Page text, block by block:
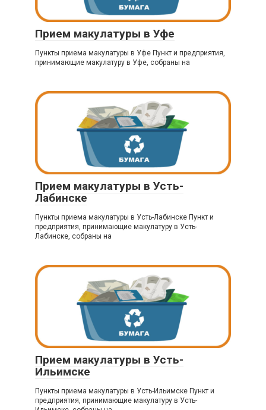
Прием макулатуры в Уфе
Пункты приема макулатуры в Уфе Пункт и предприятия,
принимающие макулатуру в Уфе, собраны на
Прием макулатуры в Усть-
Лабинске
Пункты приема макулатуры в Усть-Лабинске Пункт и
предприятия, принимающие макулатуру в Усть-
Лабинске, собраны на
Прием макулатуры в Усть-
Ильимске
Пункты приема макулатуры в Усть-Ильимске Пункт и
предприятия, принимающие макулатуру в Усть-